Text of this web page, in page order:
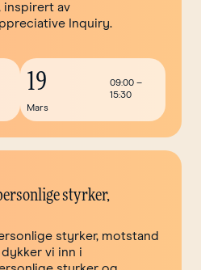
inspirert av
Inquiry.
19
Mars
09:00 –
15:30
styrker,
styrker, motstand
dykker vi inn i